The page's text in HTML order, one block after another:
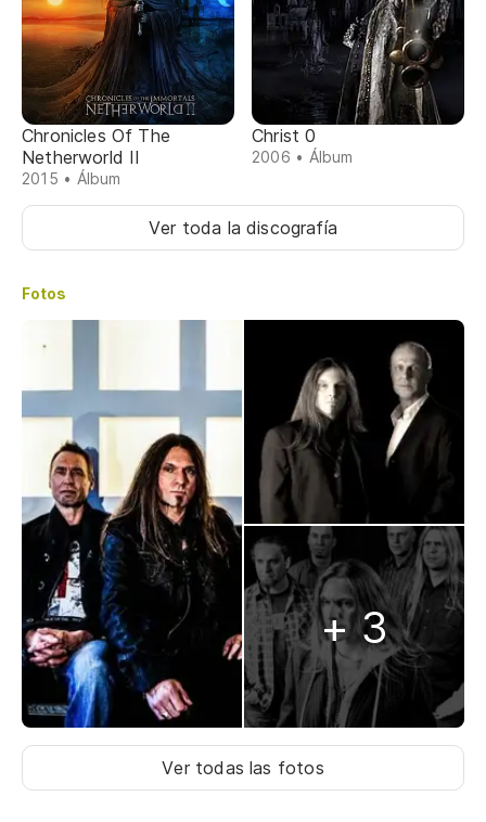
Chronicles Of The
Netherworld II
2015 • Álbum
Christ 0
2006 • Álbum
Ver toda la discografía
Fotos
+ 3
Ver todas las fotos